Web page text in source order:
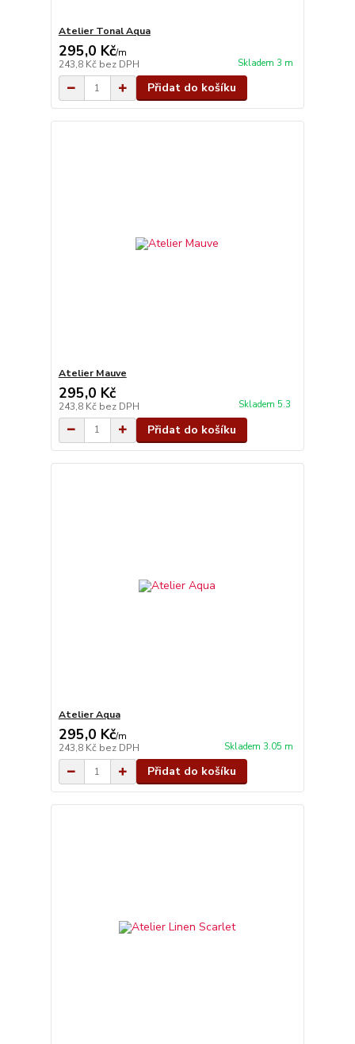
Atelier Tonal Aqua
295,0 Kč/m
243,8 Kč bez DPH Skladem 3 m
Přidat do košíku
Atelier Mauve
295,0 Kč
243,8 Kč bez DPH Skladem 5.3
Přidat do košíku
Atelier Aqua
295,0 Kč/m
243,8 Kč bez DPH Skladem 3.05 m
Přidat do košíku